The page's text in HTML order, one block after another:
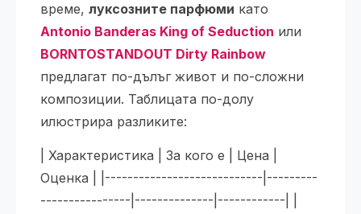
време, луксозните парфюми като
Antonio Banderas King of Seduction или
BORNTOSTANDOUT Dirty Rainbow
предлагат по-дълъг живот и по-сложни
композиции. Таблицата по-долу
илюстрира разликите:
| Характеристика | За кого е | Цена |
Оценка | |----------------------------|---------
----------------|--------------|------------| |